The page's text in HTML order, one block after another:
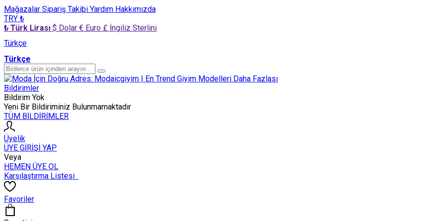
Mağazalar Sipariş Takibi Yardım Hakkımızda
TRY ₺
₺ Türk Lirası $ Dolar € Euro £ İngiliz Sterlini
Türkçe
Türkçe
Bildirimler
Bildirim Yok
Yeni Bir Bildiriminiz Bulunmamaktadır
TÜM BİLDİRİMLER
Üyelik
ÜYE GİRİŞİ YAP
Veya
HEMEN ÜYE OL
Karşılaştırma Listesi
Favoriler